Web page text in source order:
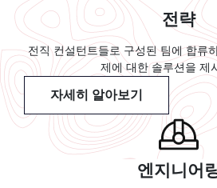
전략
전직 컨설턴트들로 구성된 팀에 합류
제에 대한 솔루션을 제
자세히 알아보기
엔지니어